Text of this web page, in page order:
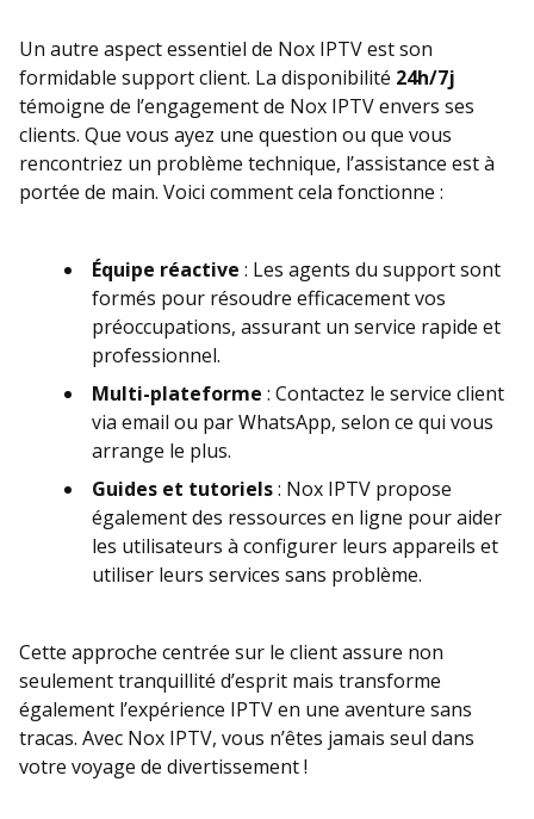
Un autre aspect essentiel de Nox IPTV est son
formidable support client. La disponibilité 24h/7j
témoigne de l’engagement de Nox IPTV envers ses
clients. Que vous ayez une question ou que vous
rencontriez un problème technique, l’assistance est à
portée de main. Voici comment cela fonctionne :
Équipe réactive : Les agents du support sont
formés pour résoudre efficacement vos
préoccupations, assurant un service rapide et
professionnel.
Multi-plateforme : Contactez le service client
via email ou par WhatsApp, selon ce qui vous
arrange le plus.
Guides et tutoriels: Nox IPTV propose
également des ressources en ligne pour aider
les utilisateurs à configurer leurs appareils et
utiliser leurs services sans problème.
Cette approche centrée sur le client assure non
seulement tranquillité d’esprit mais transforme
également l’expérience IPTV en une aventure sans
tracas. Avec Nox IPTV, vous n’êtes jamais seul dans
votre voyage de divertissement !